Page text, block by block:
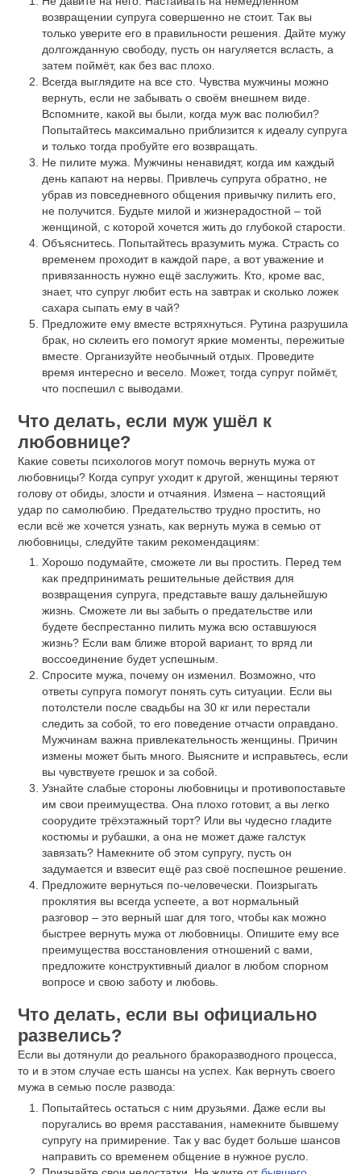
возвращении супруга совершенно не стоит. Так вы
только уверите его в правильности решения. Дайте мужу
долгожданную свободу, пусть он нагуляется всласть, а
затем поймёт, как без вас плохо.
Всегда выглядите на все сто. Чувства мужчины можно
вернуть, если не забывать о своём внешнем виде.
Вспомните, какой вы были, когда муж вас полюбил?
Попытайтесь максимально приблизится к идеалу супруга
и только тогда пробуйте его возвращать.
Не пилите мужа. Мужчины ненавидят, когда им каждый
день капают на нервы. Привлечь супруга обратно, не
убрав из повседневного общения привычку пилить его,
не получится. Будьте милой и жизнерадостной – той
женщиной, с которой хочется жить до глубокой старости.
Объяснитесь. Попытайтесь вразумить мужа. Страсть со
временем проходит в каждой паре, а вот уважение и
привязанность нужно ещё заслужить. Кто, кроме вас,
знает, что супруг любит есть на завтрак и сколько ложек
сахара сыпать ему в чай?
Предложите ему вместе встряхнуться. Рутина разрушила
брак, но склеить его помогут яркие моменты, пережитые
вместе. Организуйте необычный отдых. Проведите
время интересно и весело. Может, тогда супруг поймёт,
что поспешил с выводами.
Что делать, если муж ушёл к
любовнице?
Какие советы психологов могут помочь вернуть мужа от
любовницы? Когда супруг уходит к другой, женщины теряют
голову от обиды, злости и отчаяния. Измена – настоящий
удар по самолюбию. Предательство трудно простить, но
если всё же хочется узнать, как вернуть мужа в семью от
любовницы, следуйте таким рекомендациям:
Хорошо подумайте, сможете ли вы простить. Перед тем
как предпринимать решительные действия для
возвращения супруга, представьте вашу дальнейшую
жизнь. Сможете ли вы забыть о предательстве или
будете беспрестанно пилить мужа всю оставшуюся
жизнь? Если вам ближе второй вариант, то вряд ли
воссоединение будет успешным.
Спросите мужа, почему он изменил. Возможно, что
ответы супруга помогут понять суть ситуации. Если вы
потолстели после свадьбы на 30 кг или перестали
следить за собой, то его поведение отчасти оправдано.
Мужчинам важна привлекательность женщины. Причин
измены может быть много. Выясните и исправьтесь, если
вы чувствуете грешок и за собой.
Узнайте слабые стороны любовницы и противопоставьте
им свои преимущества. Она плохо готовит, а вы легко
соорудите трёхэтажный торт? Или вы чудесно гладите
костюмы и рубашки, а она не может даже галстук
завязать? Намекните об этом супругу, пусть он
задумается и взвесит ещё раз своё поспешное решение.
Предложите вернуться по-человечески. Поизрыгать
проклятия вы всегда успеете, а вот нормальный
разговор – это верный шаг для того, чтобы как можно
быстрее вернуть мужа от любовницы. Опишите ему все
преимущества восстановления отношений с вами,
предложите конструктивный диалог в любом спорном
вопросе и свою заботу и любовь.
Что делать, если вы официально
развелись?
Если вы дотянули до реального бракоразводного процесса,
то и в этом случае есть шансы на успех. Как вернуть своего
мужа в семью после развода:
Попытайтесь остаться с ним друзьями. Даже если вы
поругались во время расставания, намекните бывшему
супругу на примирение. Так у вас будет больше шансов
направить со временем общение в нужное русло.